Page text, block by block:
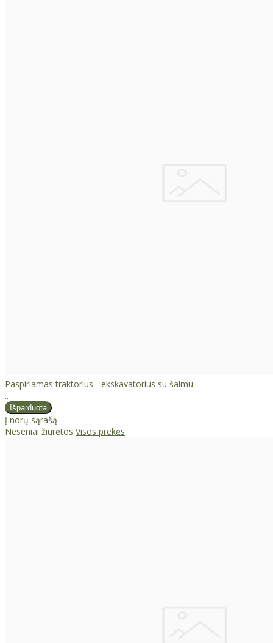
Paspiriamas traktorius - ekskavatorius su šalmu
..
Į norų sąrašą
Neseniai žiūrėtos Visos prekės